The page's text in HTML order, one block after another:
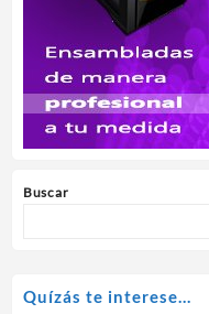
Buscar
Quízás te interese…